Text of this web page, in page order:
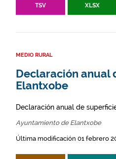
TSV XLSX
MEDIO RURAL
Declaración anual
Elantxobe
Declaración anual de
Ayuntamiento de Elantxobe
Última modificación 01 febrero